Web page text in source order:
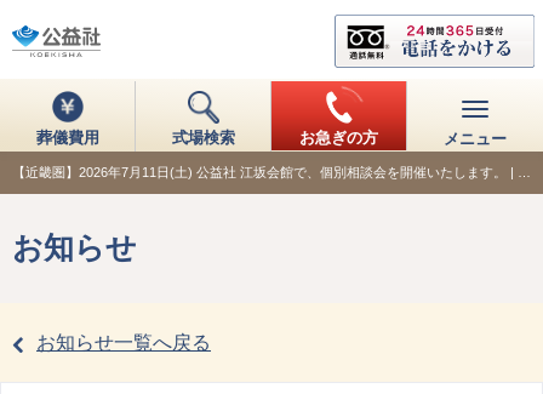
葬儀費用 式場検索 お急ぎの方 メニュー
【近畿圏】2026年7月11日(土) 公益社 江坂会館で、個別相談会を開催いたします。 | …
お知らせ
お知らせ一覧へ戻る